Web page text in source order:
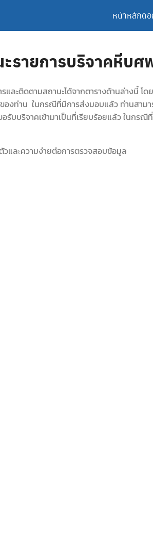
หน้าหลักด
รายการบริจาคหีบศ
ะติดตามสถานะได้จากตารางด้านล่างนี้ โ
องท่าน ในกรณีที่มีการส่งมอบแล้ว ท่านสาม
บริจาคเข้ามาเป็นที่เรียบร้อยแล้ว ในกรณี
และความง่ายต่อการตรวจสอบข้อมูล